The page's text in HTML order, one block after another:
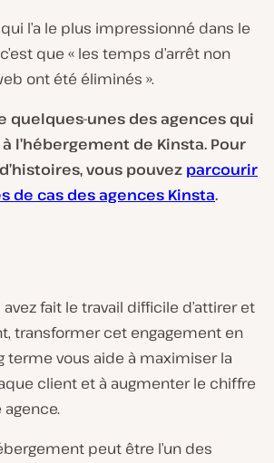
l’a le plus impressionné dans le
que « les temps d’arrêt non
ont été éliminés ».
quelques-unes des agences qui
l’hébergement de Kinsta. Pour
vous pouvez parcourir
de cas des agences Kinsta.
fait le travail difficile d’attirer et
transformer cet engagement en
terme vous aide à maximiser la
client et à augmenter le chiffre
agence.
peut être l’un des